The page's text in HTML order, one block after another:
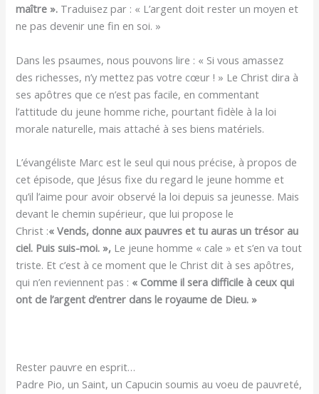
maître ». Traduisez par : « L’argent doit rester un moyen et
ne pas devenir une fin en soi. »
Dans les psaumes, nous pouvons lire : « Si vous amassez
des richesses, n’y mettez pas votre cœur ! » Le Christ dira à
ses apôtres que ce n’est pas facile, en commentant
l’attitude du jeune homme riche, pourtant fidèle à la loi
morale naturelle, mais attaché à ses biens matériels.
L’évangéliste Marc est le seul qui nous précise, à propos de
cet épisode, que Jésus fixe du regard le jeune homme et
qu’il l’aime pour avoir observé la loi depuis sa jeunesse. Mais
devant le chemin supérieur, que lui propose le
Christ :« Vends, donne aux pauvres et tu auras un trésor au
ciel. Puis suis-moi. », Le jeune homme « cale » et s’en va tout
triste. Et c’est à ce moment que le Christ dit à ses apôtres,
qui n’en reviennent pas : « Comme il sera difficile à ceux qui
ont de l’argent d’entrer dans le royaume de Dieu. »
Rester pauvre en esprit…
Padre Pio, un Saint, un Capucin soumis au voeu de pauvreté,